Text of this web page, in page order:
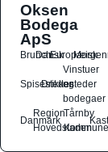
Oksen
Bodega
ApS
Brunch
DanskEuropæisk
Spisesteder
Drikkesteder
Vinstuer
og
bodegaer
Danmark
Region
Hovedstaden
Tårnby